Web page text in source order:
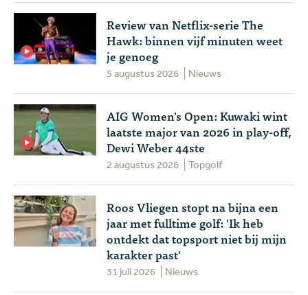
Review van Netflix-serie The
Hawk: binnen vijf minuten weet
je genoeg
5 augustus 2026 Nieuws
AIG Women's Open: Kuwaki wint
laatste major van 2026 in play-off,
Dewi Weber 44ste
2 augustus 2026 Topgolf
Roos Vliegen stopt na bijna een
jaar met fulltime golf: 'Ik heb
ontdekt dat topsport niet bij mijn
karakter past'
31 juli 2026 Nieuws